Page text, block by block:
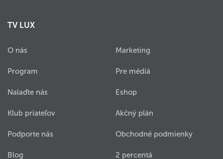
TV LUX
O nás
Program
Nalaďte nás
Klub priateľov
Podporte nás
Blog
Marketing
Pre médiá
Eshop
Akčný plán
Obchodné podmienky
2 percentá